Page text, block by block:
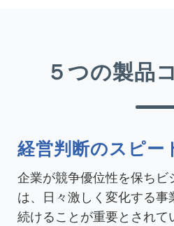
５つの製品
経営判断のスピー
企業が競争優位性を保ちビ
は、日々激しく変化する事
続けることが重要とされて